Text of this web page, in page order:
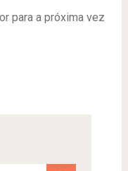
para a próxima vez